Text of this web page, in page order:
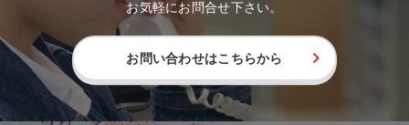
お気軽にお問合せ下さい。
お問い合わせはこちらから